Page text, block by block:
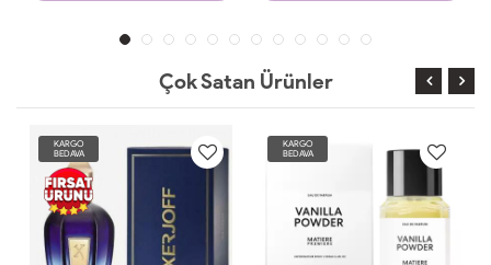
Çok Satan Ürünler
KARGO
BEDAVA
KARGO
BEDAVA